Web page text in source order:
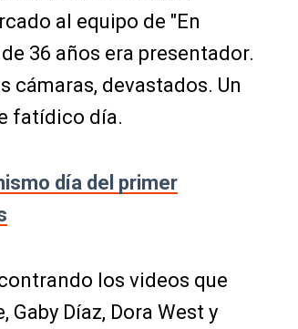
al equipo de "En
36 años era presentador.
cámaras, devastados. Un
fatídico día.
día del primer
los videos que
Díaz, Dora West y